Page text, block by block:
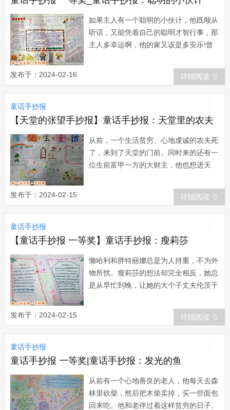
如果主人有一个聪明的小伙计，他既顺从
听话，又能凭着自己的聪明才智行事，那
主人多幸运啊，他的家又该是多安乐!曾
让他去找回走失的牛，他出去后好长时间
没回家，主人想：“汉厮多忠心，干起活
来多卖力!”可这么晚他还没回来，主人担
发布于：2024-02-16 详细阅读
童话手抄报
【天堂的张望手抄报】童话手抄报：天堂里的农夫
从前，一个生活贫穷、心地虔诚的农夫死
了，来到了天堂的门前。同时来的还有一
位生前富甲一方的大财主，他也想进天
让进了财主，似乎没有看见农夫，就把门
随手关上了。这时外面的农夫听到了财主
如何受到各种各样的礼遇和接待，那儿既
有奏乐，又有歌唱，最后一切又归于平静
了。圣彼得...
发布于：2024-02-15 详细阅读
童话手抄报
【童话手抄报 一等奖】童话手抄报：瘦莉莎
懒哈利和胖特丽娜总是为人持重，不为外
物所扰。瘦莉莎的想法却完全相反，她总
是从早忙到晚，让她的大个子丈夫伦茨干
获，一事无成。一天晚上，莉莎躺在床
上，累得无法动弹，却心事重重地无法入
睡。她用肘撞旁边的男人说：“伦茨，你
听，我想的是什么?假如我找到一块金...
发布于：2024-02-15 详细阅读
童话手抄报
童话手抄报 一等奖|童话手抄报：发光的鱼
从前有一个心地善良的老人，他每天去森
林里砍柴，然后把木柴卖掉，买一些面包
回来吃。他和老伴过着这样贫穷的日子。